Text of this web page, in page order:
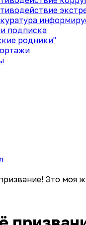
подписка
родники"
Это моя